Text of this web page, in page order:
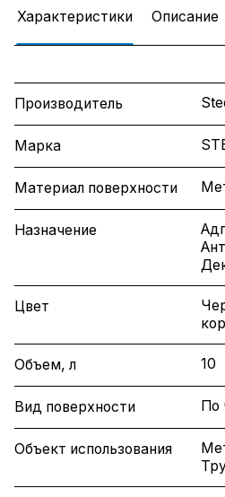
Характеристики Описание
Производитель
Марка
Материал поверхности
Назначение
Цвет
Объем, л 10
Вид поверхности По
Объект использования